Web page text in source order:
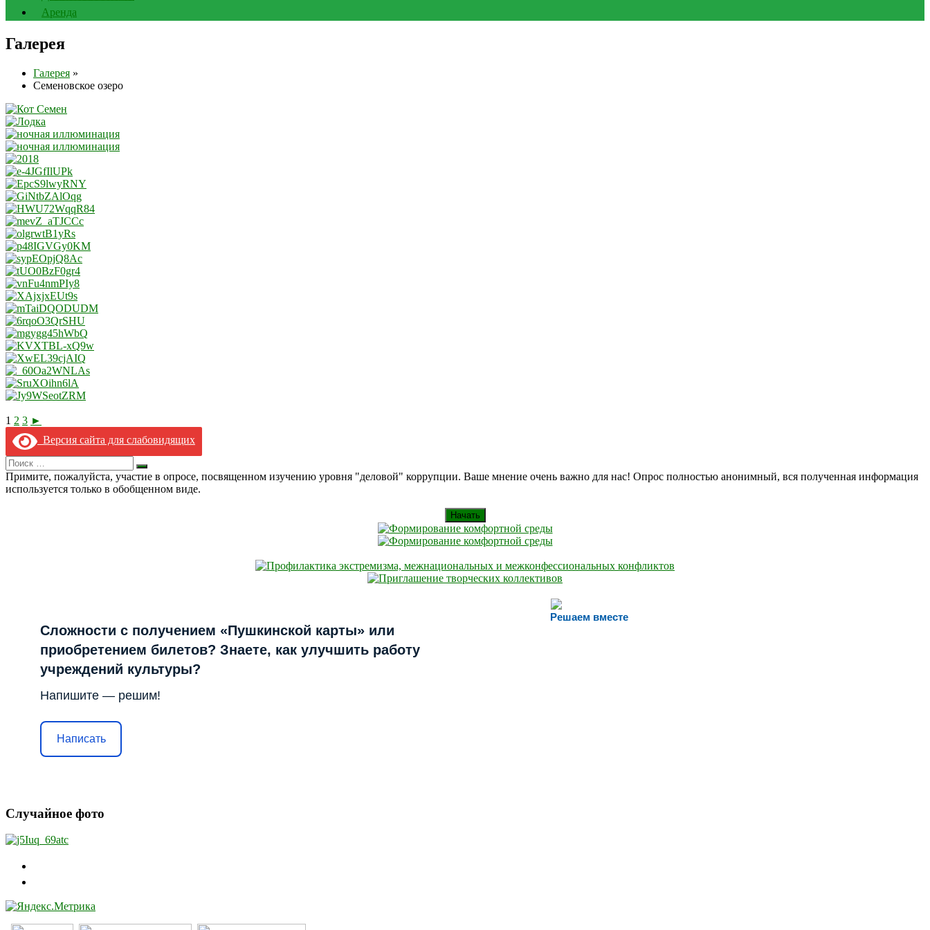
Аренда
Галерея
Галерея »
Семеновское озеро
1 2 3 ►
Версия сайта для слабовидящих
Search
for:
Искать
Примите, пожалуйста, участие в опросе, посвященном изучению уровня "деловой" коррупции. Ваше мнение очень важно для нас! Опрос полностью анонимный, вся полученная информация
используется только в обобщенном виде.
Начать
Решаем вместе
Сложности с получением «Пушкинской карты» или
приобретением билетов? Знаете, как улучшить работу
учреждений культуры?
Напишите — решим!
Написать
Случайное фото